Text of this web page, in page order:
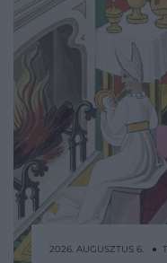
2026. AUGUSZTUS 6. ●